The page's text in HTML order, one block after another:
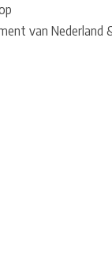
van Nederland